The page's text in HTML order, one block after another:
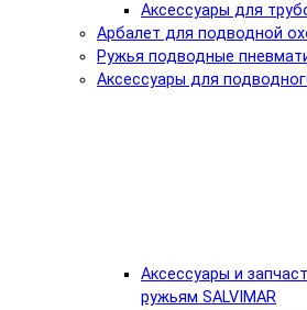
Аксессуары для
Арбалет для подводной
Ружья подводные
Аксессуары для
Аксессуары и
ружьям SALVIMAR